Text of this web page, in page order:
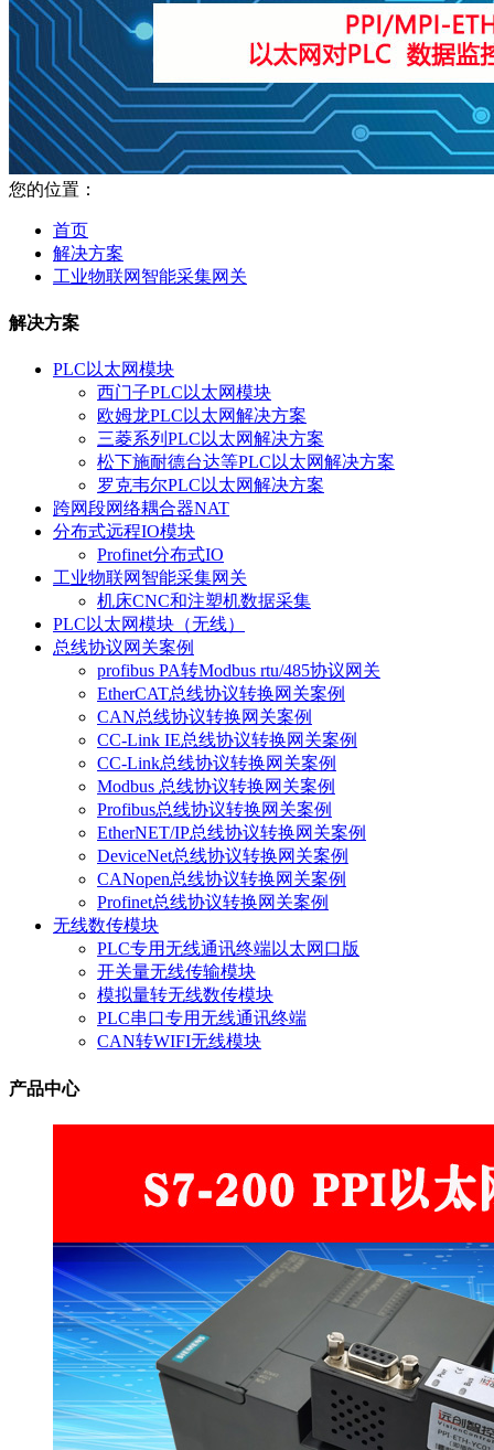
您的位置：
首页
解决方案
工业物联网智能采集网关
解决方案
PLC以太网模块
西门子PLC以太网模块
欧姆龙PLC以太网解决方案
三菱系列PLC以太网解决方案
松下施耐德台达等PLC以太网解决方案
罗克韦尔PLC以太网解决方案
跨网段网络耦合器NAT
分布式远程IO模块
Profinet分布式IO
工业物联网智能采集网关
机床CNC和注塑机数据采集
PLC以太网模块（无线）
总线协议网关案例
profibus PA转Modbus rtu/485协议网关
EtherCAT总线协议转换网关案例
CAN总线协议转换网关案例
CC-Link IE总线协议转换网关案例
CC-Link总线协议转换网关案例
Modbus 总线协议转换网关案例
Profibus总线协议转换网关案例
EtherNET/IP总线协议转换网关案例
DeviceNet总线协议转换网关案例
CANopen总线协议转换网关案例
Profinet总线协议转换网关案例
无线数传模块
PLC专用无线通讯终端以太网口版
开关量无线传输模块
模拟量转无线数传模块
PLC串口专用无线通讯终端
CAN转WIFI无线模块
产品中心